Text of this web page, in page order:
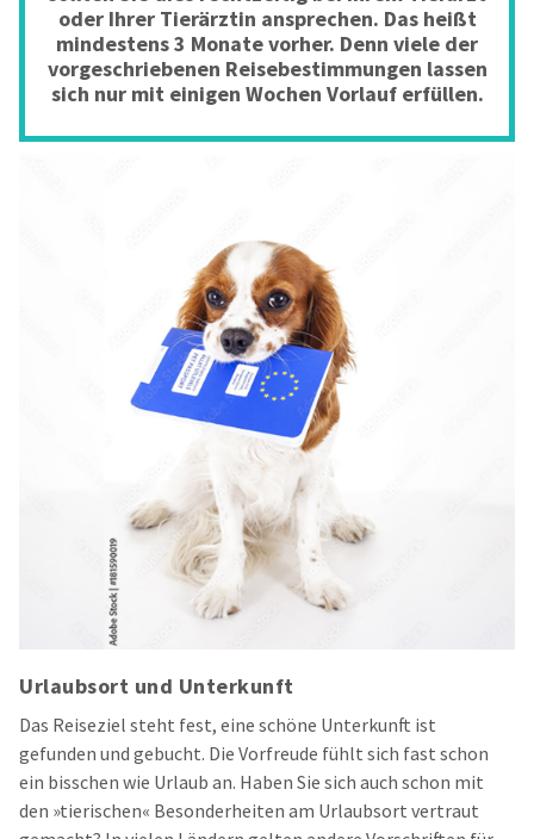
oder Ihrer Tierärztin ansprechen. Das heißt
mindestens 3 Monate vorher. Denn viele der
vorgeschriebenen Reisebestimmungen lassen
sich nur mit einigen Wochen Vorlauf erfüllen.
Urlaubsort und Unterkunft
Das Reiseziel steht fest, eine schöne Unterkunft ist
gefunden und gebucht. Die Vorfreude fühlt sich fast schon
ein bisschen wie Urlaub an. Haben Sie sich auch schon mit
den »tierischen« Besonderheiten am Urlaubsort vertraut